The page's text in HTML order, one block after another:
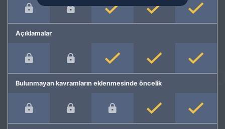
Açıklamalar
Bulunmayan kavramların eklenmesinde öncelik